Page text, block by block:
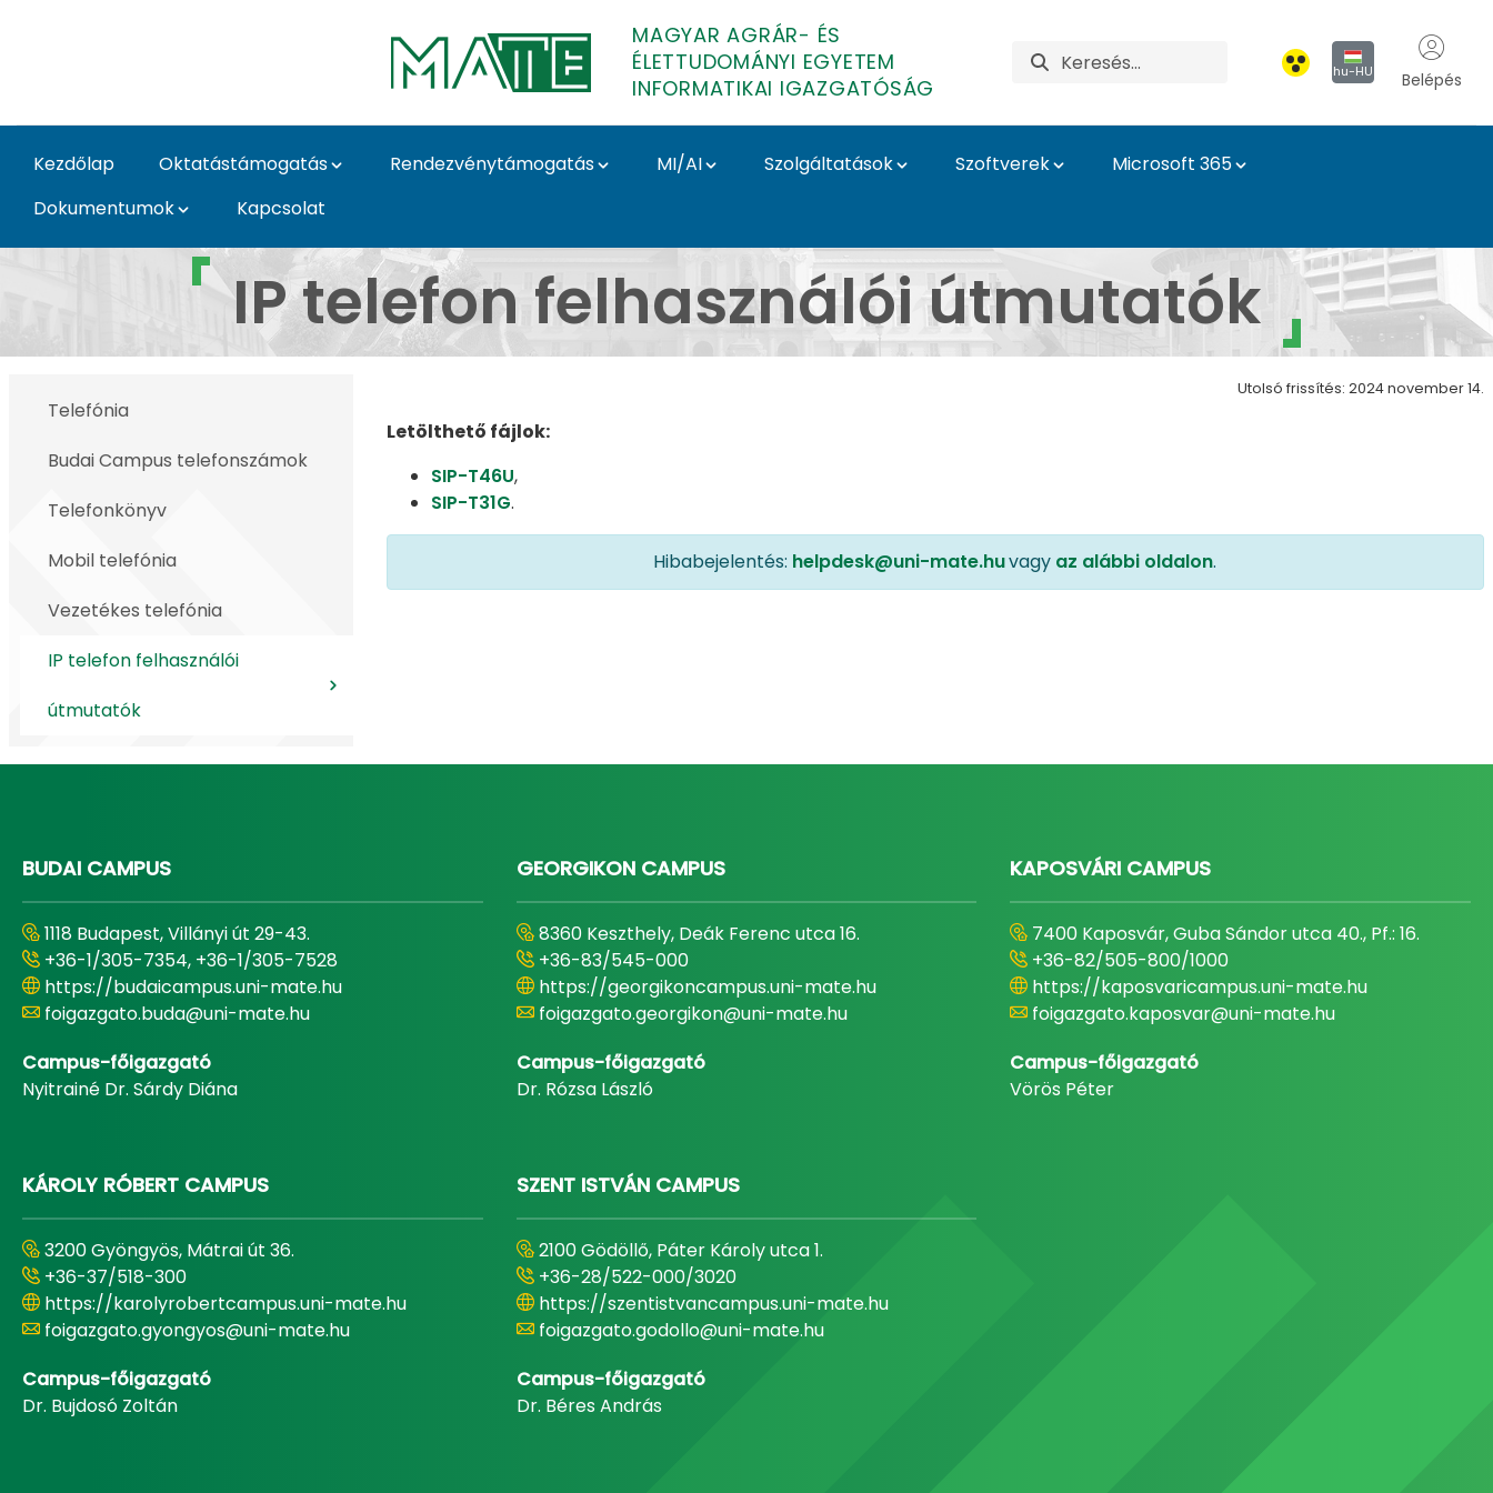
MAGYAR AGRÁR- ÉS
ÉLETTUDOMÁNYI EGYETEM
INFORMATIKAI IGAZGATÓSÁG
hu-HU Belépés
Kezdőlap Oktatástámogatás Rendezvénytámogatás MI/AI Szolgáltatások Szoftverek
Microsoft 365
Dokumentumok
Kapcsolat
Segédletek - MATE Informatikai Igazgatóság
IP telefon felhasználói útmutatók
Telefónia
Budai Campus telefonszámok
Telefonkönyv
Mobil telefónia
Vezetékes telefónia
IP telefon felhasználói
útmutatók
Utolsó frissítés: 2024 november 14.
Letölthető fájlok:
SIP-T46U,
SIP-T31G.
Hibabejelentés: helpdesk@uni-mate.huvagy az alábbi oldalon.
BUDAI CAMPUS
1118 Budapest, Villányi út 29-43.
+36-1/305-7354, +36-1/305-7528
https://budaicampus.uni-mate.hu
foigazgato.buda@uni-mate.hu
Campus-főigazgató
Nyitrainé Dr. Sárdy Diána
GEORGIKON CAMPUS
8360 Keszthely, Deák Ferenc utca 16.
+36-83/545-000
https://georgikoncampus.uni-mate.hu
foigazgato.georgikon@uni-mate.hu
Campus-főigazgató
Dr. Rózsa László
KAPOSVÁRI CAMPUS
7400 Kaposvár, Guba Sándor utca 40., Pf.: 16.
+36-82/505-800/1000
https://kaposvaricampus.uni-mate.hu
foigazgato.kaposvar@uni-mate.hu
Campus-főigazgató
Vörös Péter
KÁROLY RÓBERT CAMPUS
3200 Gyöngyös, Mátrai út 36.
+36-37/518-300
https://karolyrobertcampus.uni-mate.hu
foigazgato.gyongyos@uni-mate.hu
Campus-főigazgató
Dr. Bujdosó Zoltán
SZENT ISTVÁN CAMPUS
2100 Gödöllő, Páter Károly utca 1.
+36-28/522-000/3020
https://szentistvancampus.uni-mate.hu
foigazgato.godollo@uni-mate.hu
Campus-főigazgató
Dr. Béres András